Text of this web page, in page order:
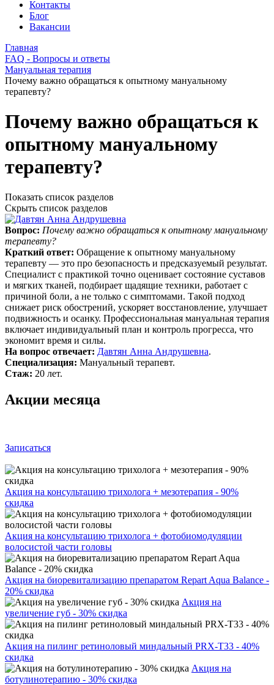
Контакты
Блог
Вакансии
Главная
FAQ - Вопросы и ответы
Мануальная терапия
Почему важно обращаться к опытному мануальному
терапевту?
Почему важно обращаться к
опытному мануальному
терапевту?
Показать список разделов
Скрыть список разделов
Вопрос: Почему важно обращаться к опытному мануальному
терапевту?
Краткий ответ: Обращение к опытному мануальному
терапевту — это про безопасность и предсказуемый результат.
Специалист с практикой точно оценивает состояние суставов
и мягких тканей, подбирает щадящие техники, работает с
причиной боли, а не только с симптомами. Такой подход
снижает риск обострений, ускоряет восстановление, улучшает
подвижность и осанку. Профессиональная мануальная терапия
включает индивидуальный план и контроль прогресса, что
экономит время и силы.
На вопрос отвечает: Давтян Анна Андрушевна.
Специализация: Мануальный терапевт.
Стаж: 20 лет.
Акции месяца
Записаться
Акция на консультацию трихолога + мезотерапия - 90%
скидка
Акция на консультацию трихолога + фотобиомодуляции
волосистой части головы
Акция на биоревитализацию препаратом Repart Aqua Balance -
20% скидка
Акция на
увеличение губ - 30% скидка
Акция на пилинг ретиноловый миндальный PRX-T33 - 40%
скидка
Акция на
ботулинотерапию - 30% скидка